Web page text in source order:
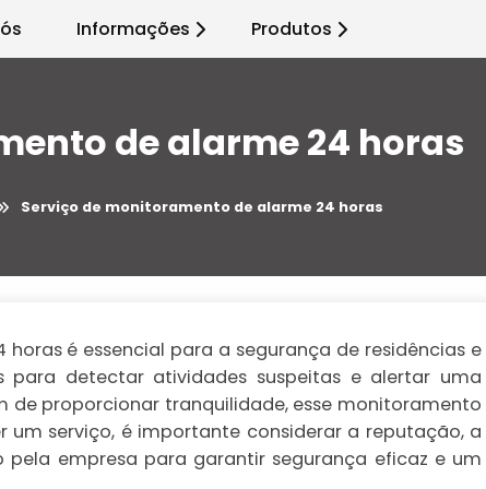
Informações Produtos
de alarme 24 horas
Serviço de monitoramento de alarme 24 horas
é essencial para a segurança de residências e
para detectar atividades suspeitas e alertar uma
de proporcionar tranquilidade, esse monitoramento
um serviço, é importante considerar a reputação, a
empresa para garantir segurança eficaz e um